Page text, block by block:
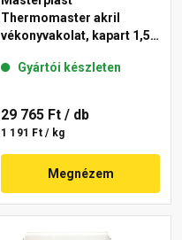
Thermomaster akril
vékonyvakolat, kapart 1,5
Gyártói készleten
29 765 Ft / db
1 191 Ft / kg
Megnézem